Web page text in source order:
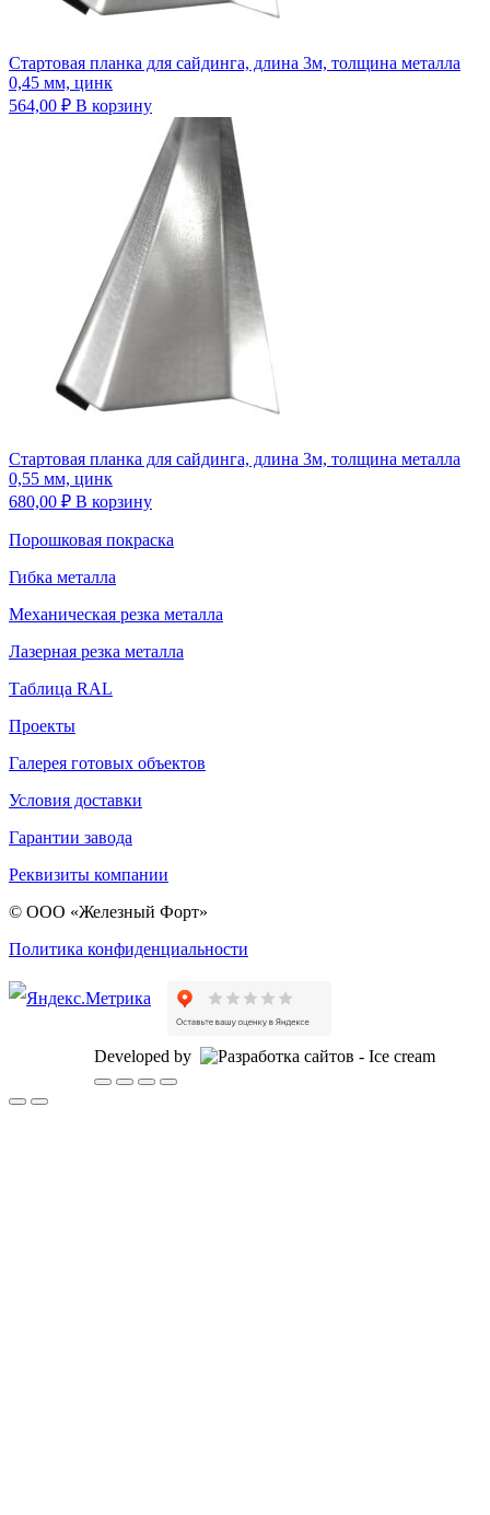
Стартовая планка для сайдинга, длина 3м, толщина металла
0,45 мм, цинк
564,00 ₽ В корзину
Стартовая планка для сайдинга, длина 3м, толщина металла
0,55 мм, цинк
680,00 ₽ В корзину
Порошковая покраска
Гибка металла
Механическая резка металла
Лазерная резка металла
Таблица RAL
Проекты
Галерея готовых объектов
Условия доставки
Гарантии завода
Реквизиты компании
© ООО «Железный Форт»
Политика конфиденциальности
Developed by